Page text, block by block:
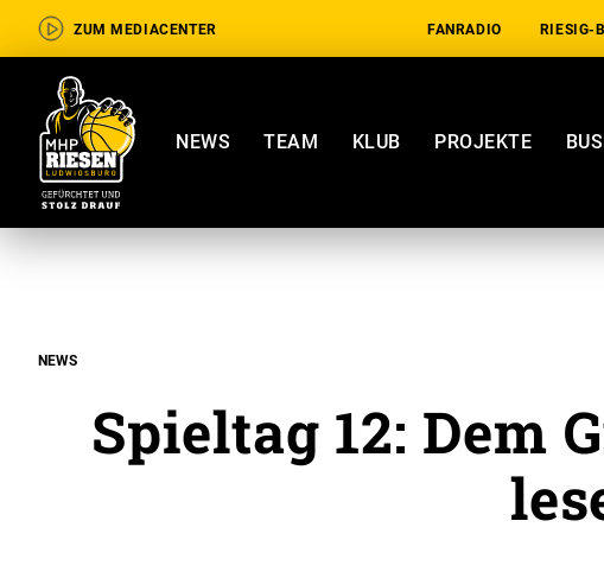
ZUM MEDIACENTER FANRADIO RIESIG-
NEWS TEAM KLUB PROJEKTE
NEWS
Spieltag 12: Dem